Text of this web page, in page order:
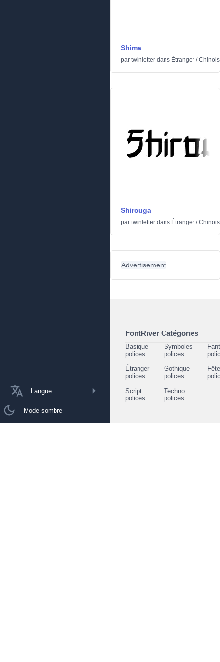
Langue
Mode sombre
Shima
par twinletter dans Étranger /
Shirouga
par twinletter dans Étranger /
Advertisement
FontRiver Catégories
Basique
polices
Symboles
polices
Étranger
polices
Gothique
polices
Script
polices
Techno
polices